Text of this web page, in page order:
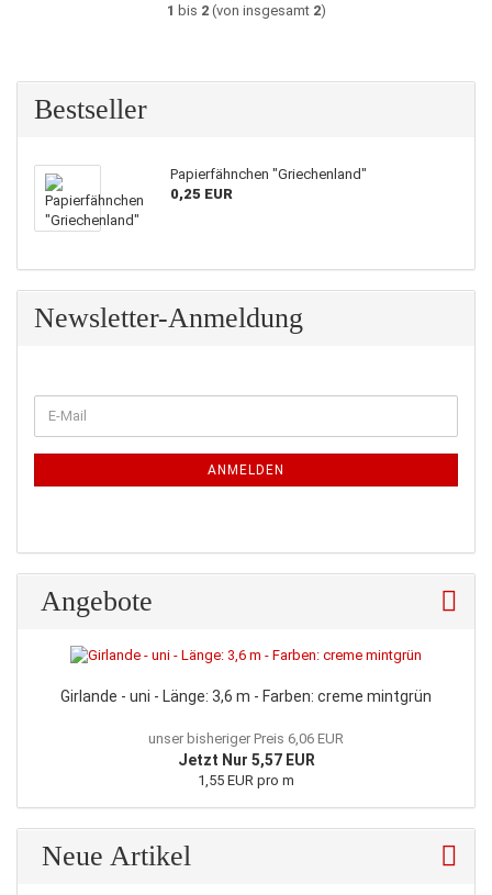
1 bis 2(von insgesamt 2)
Bestseller
Papierfähnchen "Griechenland"
0,25 EUR
Newsletter-Anmeldung
ZUR
NEWSLETTER-
E-
Mail
ANMELDEN
Angebote
Girlande - uni - Länge: 3,6 m - Farben: creme mintgrün
unser bisheriger Preis 6,06 EUR
Jetzt Nur 5,57 EUR
1,55 EUR pro m
Neue Artikel